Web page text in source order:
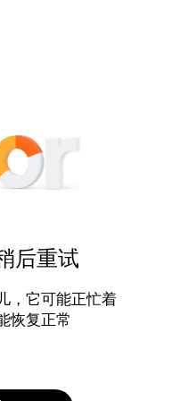
后重试
，它可能正忙着
恢复正常